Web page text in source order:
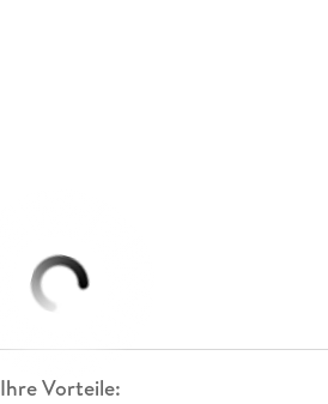
Ihre Vorteile: